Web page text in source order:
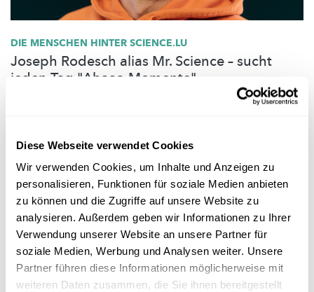
Diese Webseite verwendet Cookies
Wir verwenden Cookies, um Inhalte und Anzeigen zu
personalisieren, Funktionen für soziale Medien anbieten
zu können und die Zugriffe auf unsere Website zu
analysieren. Außerdem geben wir Informationen zu Ihrer
Verwendung unserer Website an unsere Partner für
soziale Medien, Werbung und Analysen weiter. Unsere
Partner führen diese Informationen möglicherweise mit
weiteren Daten zusammen, die Sie ihnen bereitgestellt
DIE MENSCHEN HINTER SCIENCE.LU
Joseph Rodesch alias Mr. Science – sucht
jeden Tag "Ahaaa-Momente"
Joseph ist Mr Science. Seit 2009 begeistert er für Wissenschaft
FNR